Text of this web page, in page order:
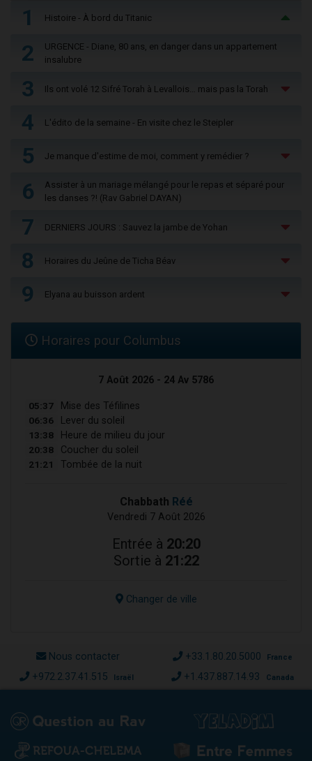
1 Histoire - À bord du Titanic
2
URGENCE - Diane, 80 ans, en danger dans un appartement
insalubre
3 Ils ont volé 12 Sifré Torah à Levallois… mais pas la Torah
4 L'édito de la semaine - En visite chez le Steipler
5 Je manque d'estime de moi, comment y remédier ?
6
Assister à un mariage mélangé pour le repas et séparé pour
les danses ?! (Rav Gabriel DAYAN)
7 DERNIERS JOURS : Sauvez la jambe de Yohan
8 Horaires du Jeûne de Ticha Béav
9 Elyana au buisson ardent
Horaires pour Columbus
7 Août 2026 - 24 Av 5786
05:37 Mise des Téfilines
06:36 Lever du soleil
13:38 Heure de milieu du jour
20:38 Coucher du soleil
21:21 Tombée de la nuit
Chabbath Réé
Vendredi 7 Août 2026
Entrée à 20:20
Sortie à 21:22
Changer de ville
Nous contacter +33.1.80.20.5000 France
+972.2.37.41.515 Israël +1.437.887.14.93 Canada